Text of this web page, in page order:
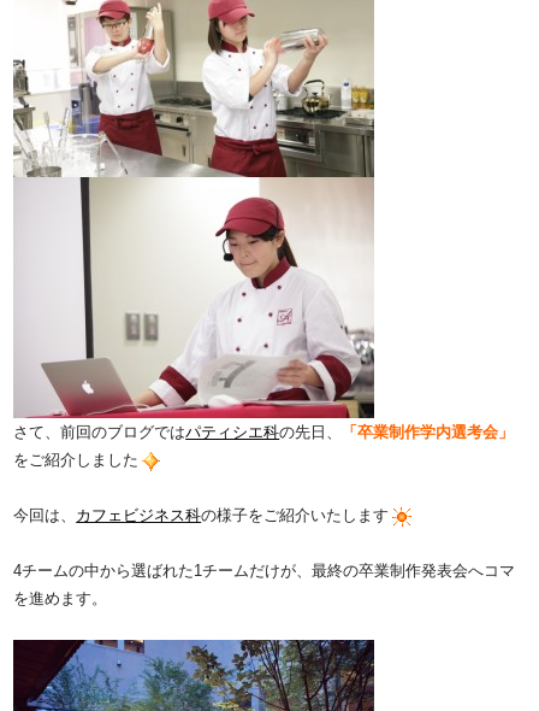
さて、前回のブログではパティシエ科の先日、
「卒業制作学内選考会」
をご紹介しました
今回は、 カフェビジネス科の様子をご紹介いたします
4チームの中から選ばれた1チームだけが、最終の卒業制作発表会へコマ
を進めます。